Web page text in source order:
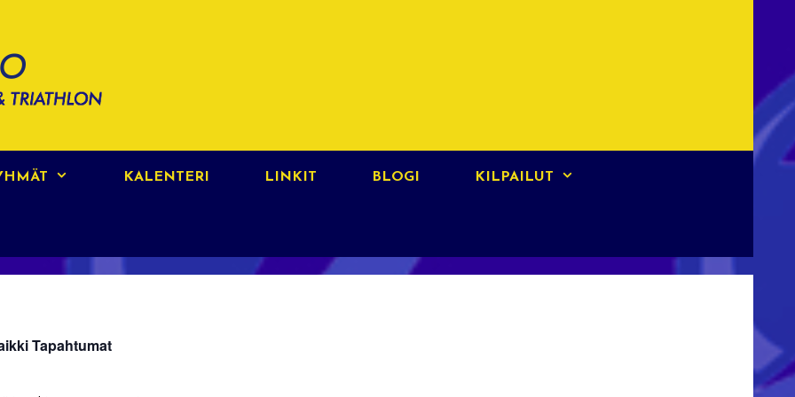
KALENTERI LINKIT BLOGI KILPAILUT
Tapahtumat